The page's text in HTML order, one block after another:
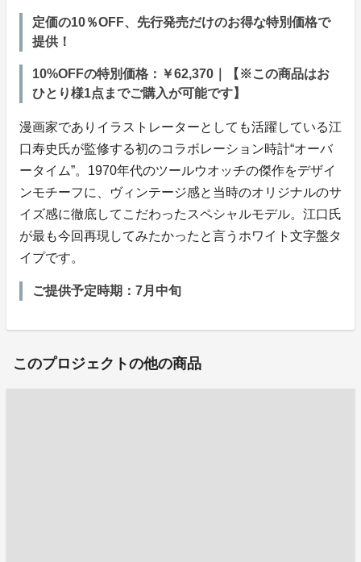
定価の10％OFF、先行発売だけのお得な特別価格で
提供！
10%OFFの特別価格：￥62,370｜【※この商品はお
ひとり様1点までご購入が可能です】
漫画家でありイラストレーターとしても活躍している江
口寿史氏が監修する初のコラボレーション時計“オーバ
ータイム”。1970年代のツールウオッチの傑作をデザイ
ンモチーフに、ヴィンテージ感と当時のオリジナルのサ
イズ感に徹底してこだわったスペシャルモデル。江口氏
が最も今回再現してみたかったと言うホワイト文字盤タ
イプです。
ご提供予定時期：7月中旬
このプロジェクトの他の商品